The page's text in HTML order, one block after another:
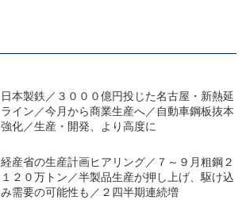
日本製鉄／３０００億円投じた名古屋・新熱延
ライン／今月から商業生産へ／自動車鋼板抜本
強化／生産・開発、より高度に
経産省の生産計画ヒアリング／７～９月粗鋼２
１２０万トン／半製品生産が押し上げ、駆け込
み需要の可能性も／２四半期連続増